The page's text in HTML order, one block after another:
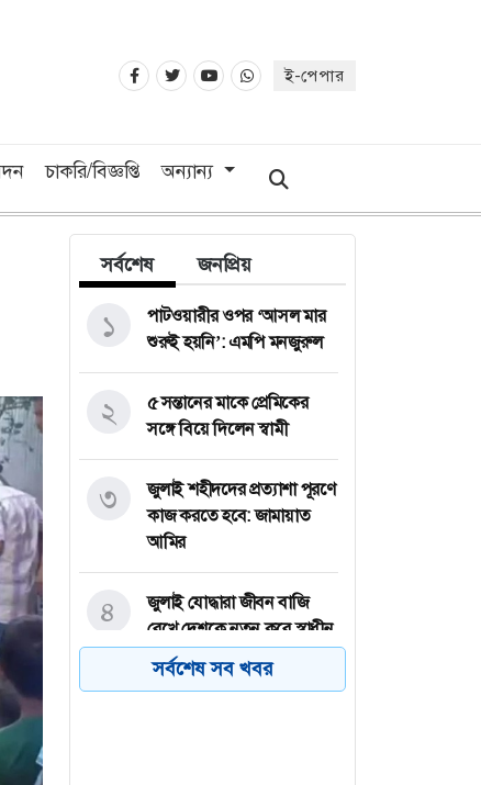
ই-পেপার
চাকরি/বিজ্ঞপ্তি অন্যান্য
সর্বশেষ জনপ্রিয়
পাটওয়ারীর ওপর ‘আসল মার
শুরুই হয়নি’: এমপি মনজুরুল
১
৫ সন্তানের মাকে প্রেমিকের
সঙ্গে বিয়ে দিলেন স্বামী
২
জুলাই শহীদদের প্রত্যাশা পূরণে
কাজ করতে হবে: জামায়াত
আমির
৩
জুলাই যোদ্ধারা জীবন বাজি
রেখে দেশকে নতুন করে স্বাধীন
করেছেন: গণপূর্তমন্ত্রী
৪
সর্বশেষ সব খবর